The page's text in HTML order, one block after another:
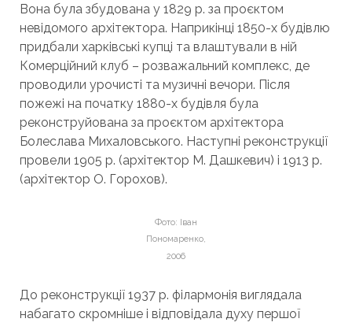
Вона була збудована у 1829 р. за проєктом
невідомого архітектора. Наприкінці 1850-х будівлю
придбали харківські купці та влаштували в ній
Комерційний клуб – розважальний комплекс, де
проводили урочисті та музичні вечори. Після
пожежі на початку 1880-х будівля була
реконструйована за проєктом архітектора
Болеслава Михаловського. Наступні реконструкції
провели 1905 р. (архітектор М. Дашкевич) і 1913 р.
(архітектор О. Горохов).
Фото: Іван
Пономаренко,
2006
До реконструкції 1937 р. філармонія виглядала
набагато скромніше і відповідала духу першої